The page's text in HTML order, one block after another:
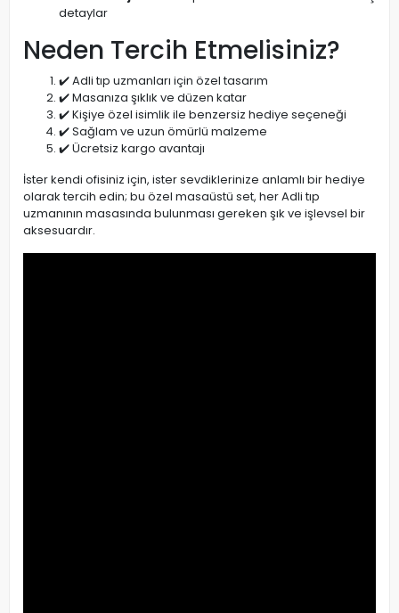
detaylar
Neden Tercih Etmelisiniz?
✔️ Adli tıp uzmanları için özel tasarım
✔️ Masanıza şıklık ve düzen katar
✔️ Kişiye özel isimlik ile benzersiz hediye seçeneği
✔️ Sağlam ve uzun ömürlü malzeme
✔️ Ücretsiz kargo avantajı
İster kendi ofisiniz için, ister sevdiklerinize anlamlı bir hediye
olarak tercih edin; bu özel masaüstü set, her Adli tıp
uzmanının masasında bulunması gereken şık ve işlevsel bir
aksesuardır.